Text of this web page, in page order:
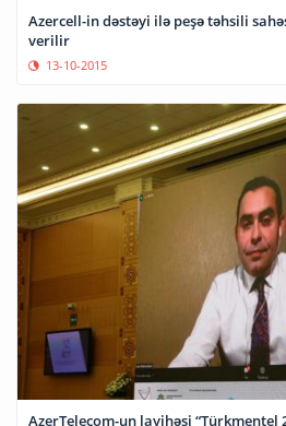
Azercell-in dəstəyi ilə peşə təhsili
verilir
13-10-2015
AzerTelecom-un layihəsi “Türkmentel